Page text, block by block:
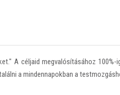
A céljaid megvalósításához
a mindennapokban a